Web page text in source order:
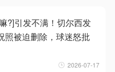
?]引发不满！切尔西发
照被迫删除，球迷怒批
2026-07-17